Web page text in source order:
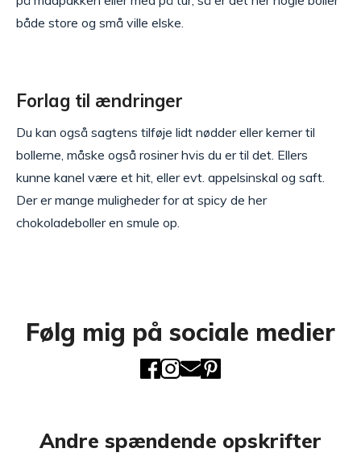
både store og små ville elske.
Forlag til ændringer
Du kan også sagtens tilføje lidt nødder eller kerner til
bollerne, måske også rosiner hvis du er til det. Ellers
kunne kanel være et hit, eller evt. appelsinskal og saft.
Der er mange muligheder for at spicy de her
chokoladeboller en smule op.
Følg mig på sociale medier
Andre spændende opskrifter